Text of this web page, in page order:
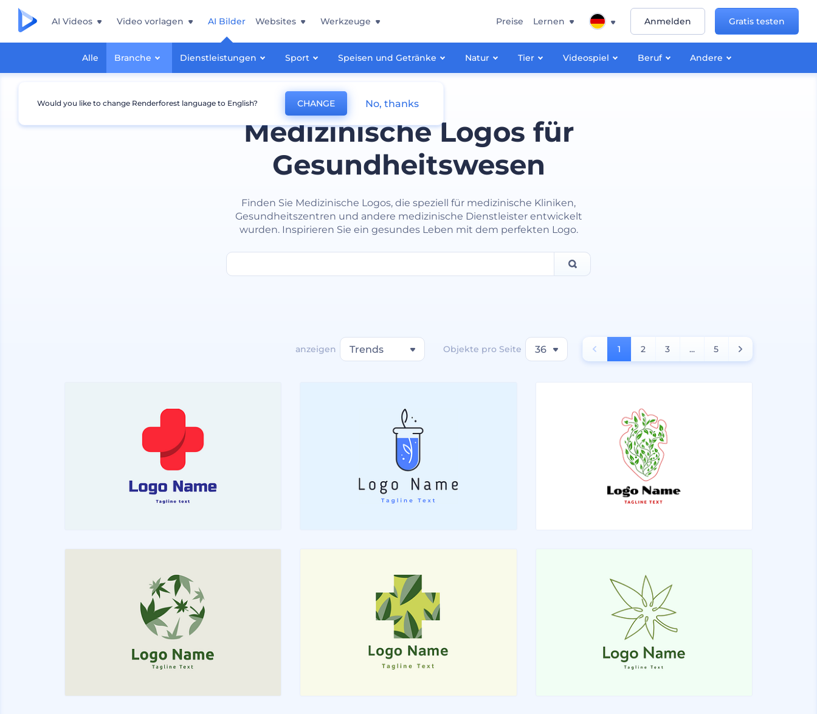
AI Videos Video vorlagen AI Bilder
Alle Branche Dienstleistungen Sport Speisen und Getränke Natur Tier Videospiel Beruf Andere
Websites Werkzeuge Preise Lernen Anmelden Gratis testen
Medizinische Logos für
Gesundheitswesen
Finden Sie Medizinische Logos, die speziell für medizinische Kliniken,
Gesundheitszentren und andere medizinische Dienstleister entwickelt
wurden. Inspirieren Sie ein gesundes Leben mit dem perfekten Logo.
anzeigen Trends Objekte pro Seite 36 1 2 3 ... 5
Would you like to change Renderforest language to English? CHANGE No, thanks